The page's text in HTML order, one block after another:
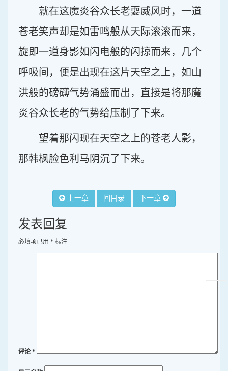
就在这魔炎谷众长老耍威风时，一道
苍老笑声却是如雷鸣般从天际滚滚而来，
旋即一道身影如闪电般的闪掠而来，几个
呼吸间，便是出现在这片天空之上，如山
洪般的磅礴气势涌盛而出，直接是将那魔
炎谷众长老的气势给压制了下来。
望着那闪现在天空之上的苍老人影，
那韩枫脸色利马阴沉了下来。
上一章 回目录 下一章
发表回复
必填项已用 * 标注
评论*